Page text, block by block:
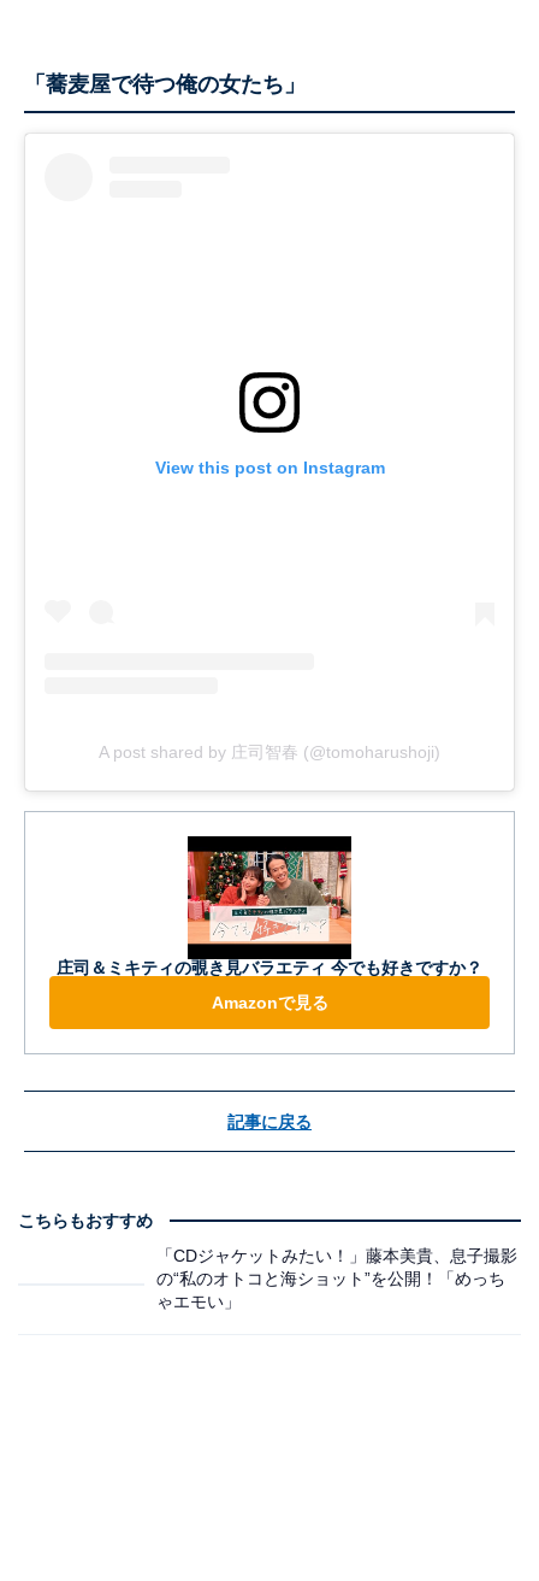
「蕎麦屋で待つ俺の女たち」
View this post on Instagram
A post shared by 庄司智春 (@tomoharushoji)
庄司＆ミキティの覗き見バラエティ 今でも好きですか？
Amazonで見る
記事に戻る
こちらもおすすめ
「CDジャケットみたい！」藤本美貴、息子撮影
の“私のオトコと海ショット”を公開！「めっち
ゃエモい」